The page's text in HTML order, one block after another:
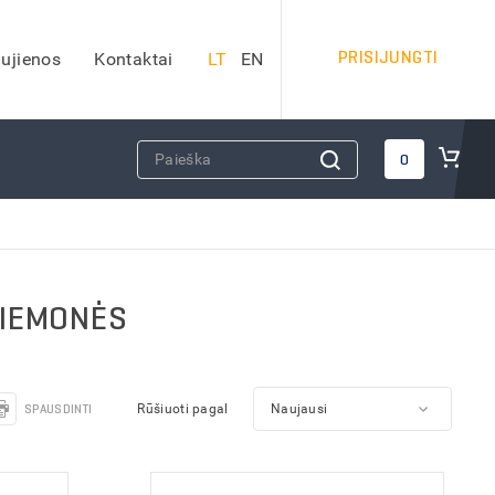
PRISIJUNGTI
LT EN
Kontaktai
DARBO SAUGOS PRIEMONĖS
Veido apsauga
Antkeliai darbui
Vaistinėlės
0
SPAUSDINTI Rūšiuoti pagal